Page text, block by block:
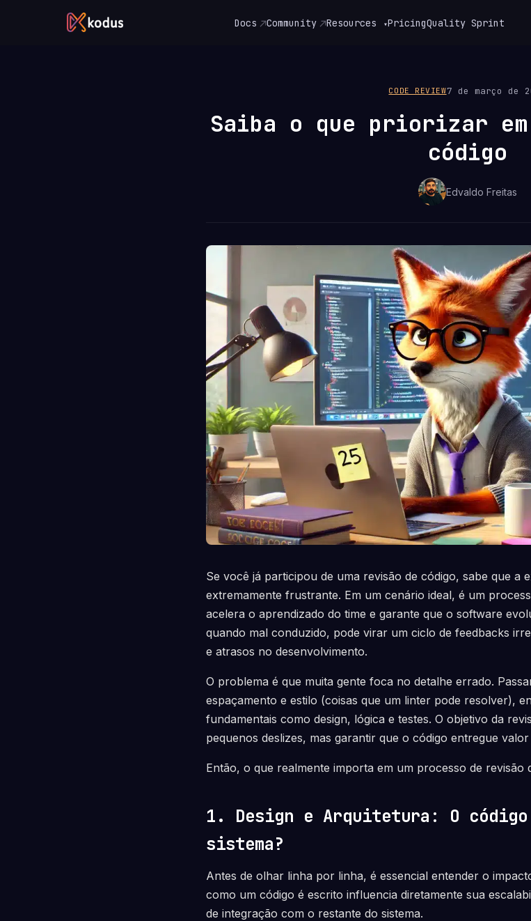
Docs Community Resources ▾PricingQuality Sprint
CODE REVIEW7 de março de
Saiba o que priorizar
código
Edvaldo Freitas
Se você já participou de uma revisão de código, sabe que a
extremamente frustrante. Em um cenário ideal, é um
acelera o aprendizado do time e garante que o software
quando mal conduzido, pode virar um ciclo de feedbacks
e atrasos no desenvolvimento.
O problema é que muita gente foca no detalhe errado.
espaçamento e estilo (coisas que um linter pode resolver),
fundamentais como design, lógica e testes. O objetivo da
pequenos deslizes, mas garantir que o código entregue
Então, o que realmente importa em um processo de revisão
1. Design e Arquitetura: O código
sistema?
Antes de olhar linha por linha, é essencial entender o
como um código é escrito influencia diretamente sua
de integração com o restante do sistema.